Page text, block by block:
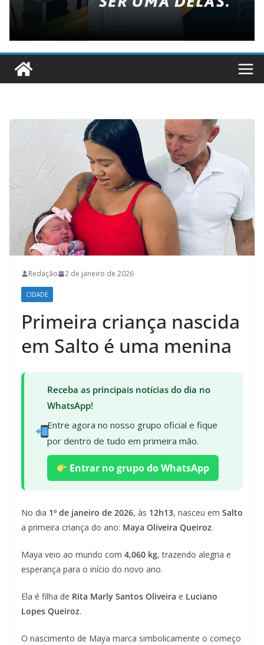
Redação 2 de janeiro de 2026
CIDADE
Primeira criança nascida
em Salto é uma menina
Receba as principais notícias do dia no
WhatsApp!
Entre agora no nosso grupo oficial e fique
por dentro de tudo em primeira mão.
Entrar no grupo do WhatsApp
No dia 1º de janeiro de 2026, às 12h13, nasceu em Salto
a primeira criança do ano: Maya Oliveira Queiroz.
Maya veio ao mundo com 4,060 kg, trazendo alegria e
esperança para o início do novo ano.
Ela é filha de Rita Marly Santos Oliveira e Luciano
Lopes Queiroz.
O nascimento de Maya marca simbolicamente o começo